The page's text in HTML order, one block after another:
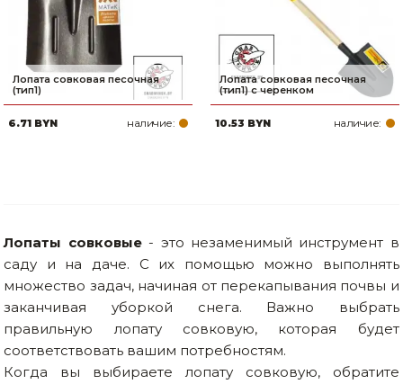
Лопата совковая песочная
(тип1)
6.71 BYN наличие:
Лопата совковая песочная
(тип1) с черенком
10.53 BYN наличие:
Лопаты совковые- это незаменимый инструмент в
саду и на даче. С их помощью можно выполнять
множество задач, начиная от перекапывания почвы и
заканчивая уборкой снега. Важно выбрать
правильную лопату совковую, которая будет
соответствовать вашим потребностям.
Когда вы выбираете лопату совковую, обратите